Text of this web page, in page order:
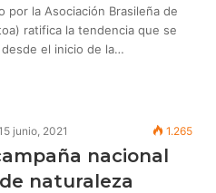
por la Asociación Brasileña de
ratifica la tendencia que se
el inicio de la…
junio, 2021 1.265
nacional
naturaleza